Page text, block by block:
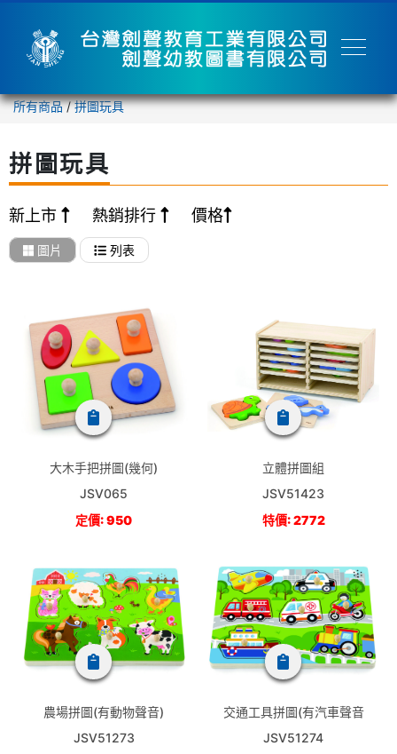
所有商品/拼圖玩具
拼圖玩具
新上市 熱銷排行 價格
圖片 列表
大木手把拼圖(幾何)
JSV065
定價: 950
立體拼圖組
JSV51423
特價: 2772
農場拼圖(有動物聲音)
JSV51273
交通工具拼圖(有汽車聲音
JSV51274